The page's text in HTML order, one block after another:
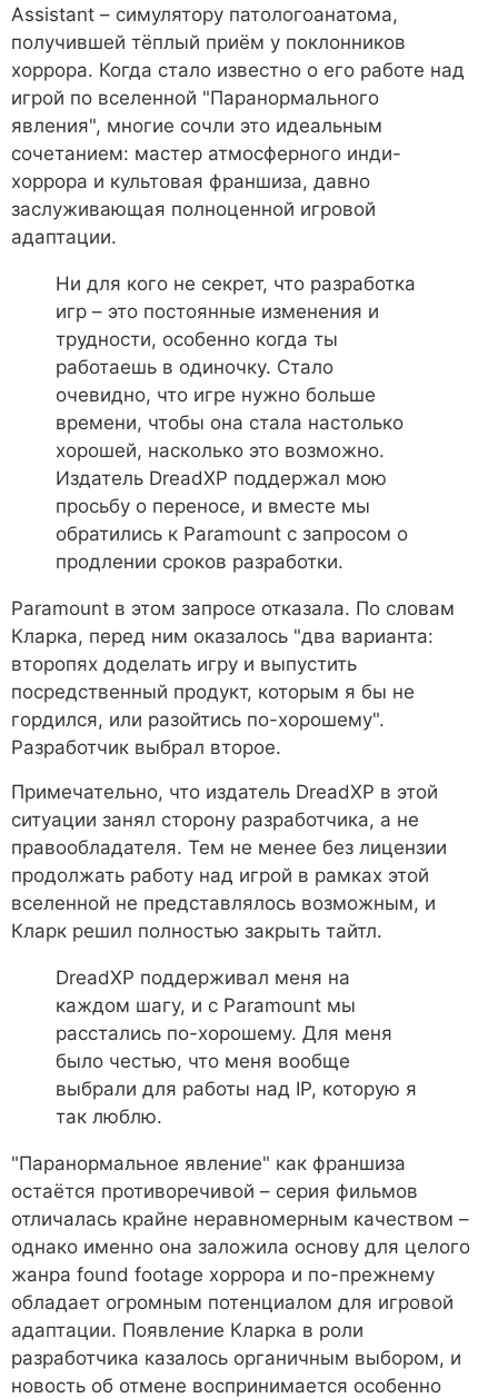
Assistant – симулятору патологоанатома,
получившей тёплый приём у поклонников
хоррора. Когда стало известно о его работе над
игрой по вселенной "Паранормального
явления", многие сочли это идеальным
сочетанием: мастер атмосферного инди-
хоррора и культовая франшиза, давно
заслуживающая полноценной игровой
адаптации.
Ни для кого не секрет, что разработка
игр – это постоянные изменения и
трудности, особенно когда ты
работаешь в одиночку. Стало
очевидно, что игре нужно больше
времени, чтобы она стала настолько
хорошей, насколько это возможно.
Издатель DreadXP поддержал мою
просьбу о переносе, и вместе мы
обратились к Paramount с запросом о
продлении сроков разработки.
Paramount в этом запросе отказала. По словам
Кларка, перед ним оказалось "два варианта:
второпях доделать игру и выпустить
посредственный продукт, которым я бы не
гордился, или разойтись по-хорошему".
Разработчик выбрал второе.
Примечательно, что издатель DreadXP в этой
ситуации занял сторону разработчика, а не
правообладателя. Тем не менее без лицензии
продолжать работу над игрой в рамках этой
вселенной не представлялось возможным, и
Кларк решил полностью закрыть тайтл.
DreadXP поддерживал меня на
каждом шагу, и с Paramount мы
расстались по-хорошему. Для меня
было честью, что меня вообще
выбрали для работы над IP, которую я
так люблю.
"Паранормальное явление" как франшиза
остаётся противоречивой – серия фильмов
отличалась крайне неравномерным качеством –
однако именно она заложила основу для целого
жанра found footage хоррора и по-прежнему
обладает огромным потенциалом для игровой
адаптации. Появление Кларка в роли
разработчика казалось органичным выбором, и
новость об отмене воспринимается особенно